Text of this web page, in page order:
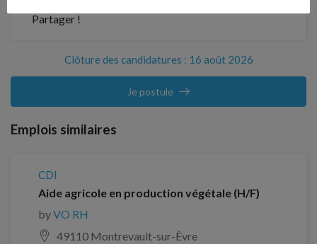
Partager !
Clôture des candidatures : 16 août 2026
Je postule
Emplois similaires
CDI
Aide agricole en production végétale (H/F)
byVO RH
49110 Montrevault-sur-Èvre